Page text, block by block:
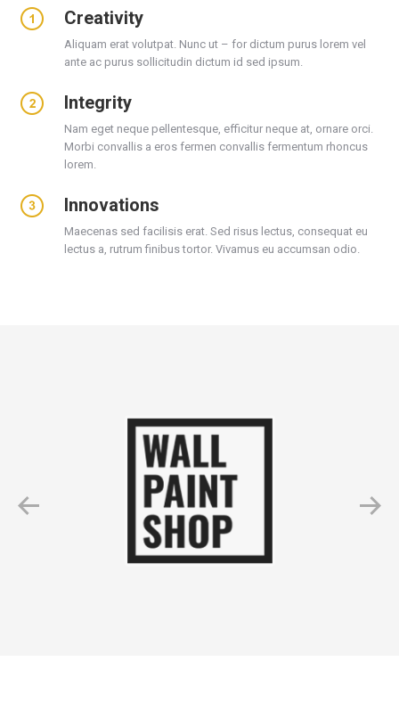
Creativity
Aliquam erat volutpat. Nunc ut – for dictum purus lorem vel
ante ac purus sollicitudin dictum id sed ipsum.
Integrity
Nam eget neque pellentesque, efficitur neque at, ornare orci.
Morbi convallis a eros fermen convallis fermentum rhoncus
lorem.
Innovations
Maecenas sed facilisis erat. Sed risus lectus, consequat eu
lectus a, rutrum finibus tortor. Vivamus eu accumsan odio.